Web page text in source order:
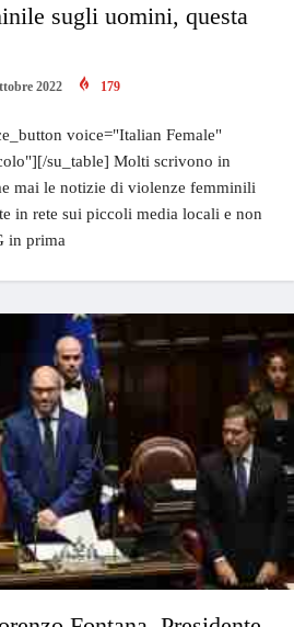
sugli uomini, questa
2022 179
voice="Italian Female"
su_table] Molti scrivono in
mai le notizie di violenze femminili
in rete sui piccoli media locali e non
in prima